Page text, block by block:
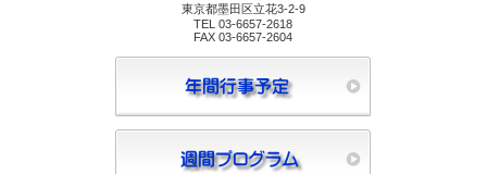
東京都墨田区立花3-2-9
TEL 03-6657-2618
FAX 03-6657-2604